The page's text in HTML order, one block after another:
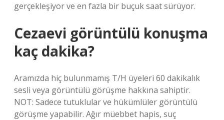
gerçekleşiyor ve en fazla bir buçuk saat sürüyor.
Cezaevi görüntülü konuşma
kaç dakika?
Aramızda hiç bulunmamış T/H üyeleri 60 dakikalık
sesli veya görüntülü görüşme hakkına sahiptir.
NOT: Sadece tutuklular ve hükümlüler görüntülü
görüşme yapabilir. Ağır müebbet hapis, suç